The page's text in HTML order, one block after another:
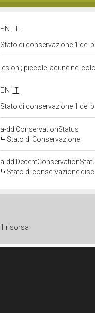
EN
IT
Stato di conservazione 1 del
lesioni; piccole lacune nel
EN
IT
Stato di conservazione 1 del
a-dd:ConservationStatus
Stato di Conservazione
a-
Stato di conservazione
1 risorsa